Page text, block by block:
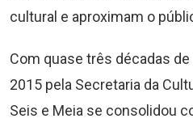
cultural e aproximam o
Com quase três décadas
2015 pela Secretaria da
Seis e Meia se consolidou